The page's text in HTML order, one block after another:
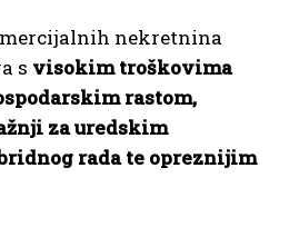
nekretnina
s visokim troškovima
rastom,
za uredskim
rada te opreznijim